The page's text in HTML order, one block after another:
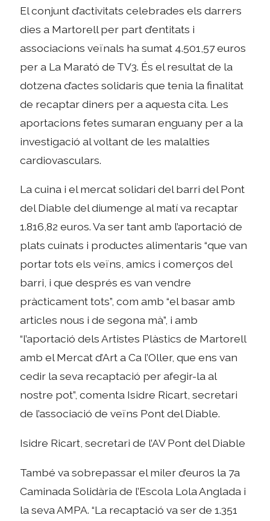
El conjunt d’activitats celebrades els darrers
dies a Martorell per part d’entitats i
associacions veïnals ha sumat 4.501,57 euros
per a La Marató de TV3. És el resultat de la
dotzena d’actes solidaris que tenia la finalitat
de recaptar diners per a aquesta cita. Les
aportacions fetes sumaran enguany per a la
investigació al voltant de les malalties
cardiovasculars.
La cuina i el mercat solidari del barri del Pont
del Diable del diumenge al matí va recaptar
1.816,82 euros. Va ser tant amb l’aportació de
plats cuinats i productes alimentaris “que van
portar tots els veïns, amics i comerços del
barri, i que després es van vendre
pràcticament tots”, com amb “el basar amb
articles nous i de segona mà”, i amb
“l’aportació dels Artistes Plàstics de Martorell
amb el Mercat d’Art a Ca l’Oller, que ens van
cedir la seva recaptació per afegir-la al
nostre pot”, comenta Isidre Ricart, secretari
de l’associació de veïns Pont del Diable.
Isidre Ricart, secretari de l’AV Pont del Diable
També va sobrepassar el miler d’euros la 7a
Caminada Solidària de l’Escola Lola Anglada i
la seva AMPA. “La recaptació va ser de 1.351